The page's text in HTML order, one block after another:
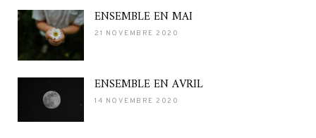
ENSEMBLE EN MAI
21 NOVEMBRE 2020
ENSEMBLE EN AVRIL
14 NOVEMBRE 2020